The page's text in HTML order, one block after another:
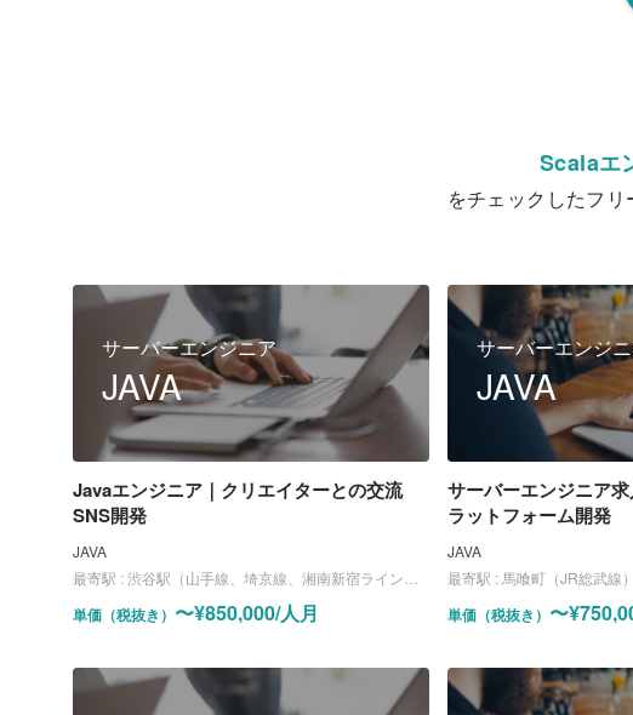
Scalaエ
をチェックしたフ
サーバーエンジニア
JAVA
Javaエンジニア｜クリエイターとの交流
SNS開発
JAVA
最寄駅 :渋谷駅（山手線、埼京線、湘南新宿ライン、東横線、田園都市線、銀座線、半蔵門線、副都心線）
単価（税抜き） 〜¥850,000/人月
サーバーエンジ
JAVA
サーバーエンジニア
ラットフォーム開発
JAVA
最寄駅 : 馬喰町（JR総武線）
単価（税抜き） 〜